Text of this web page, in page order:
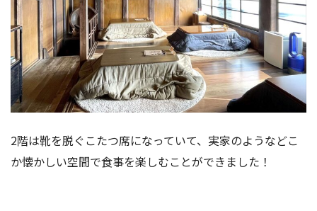
2階は靴を脱ぐこたつ席になっていて、実家のようなどこ
か懐かしい空間で食事を楽しむことができました！